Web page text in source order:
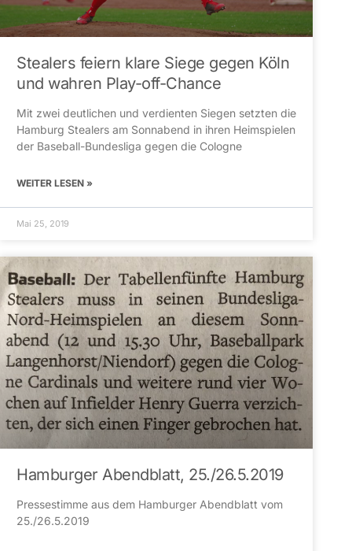
Stealers feiern klare Siege gegen Köln
und wahren Play-off-Chance
Mit zwei deutlichen und verdienten Siegen setzten die
Hamburg Stealers am Sonnabend in ihren Heimspielen
der Baseball-Bundesliga gegen die Cologne
WEITER LESEN »
Mai 25, 2019
Hamburger Abendblatt, 25./26.5.2019
Pressestimme aus dem Hamburger Abendblatt vom
25./26.5.2019